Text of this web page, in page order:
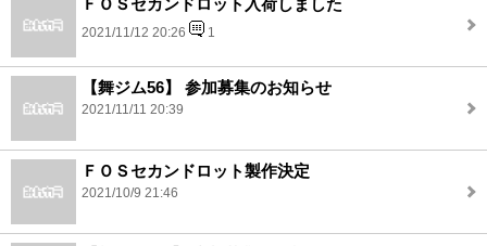
ＦＯＳセカンドロット入荷しました
2021/11/12 20:26 1
【舞ジム56】 参加募集のお知らせ
2021/11/11 20:39
ＦＯＳセカンドロット製作決定
2021/10/9 21:46